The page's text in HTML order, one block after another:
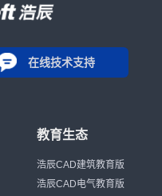
在线技术支持
教育生态
浩辰CAD建筑教育版
浩辰CAD电气教育版